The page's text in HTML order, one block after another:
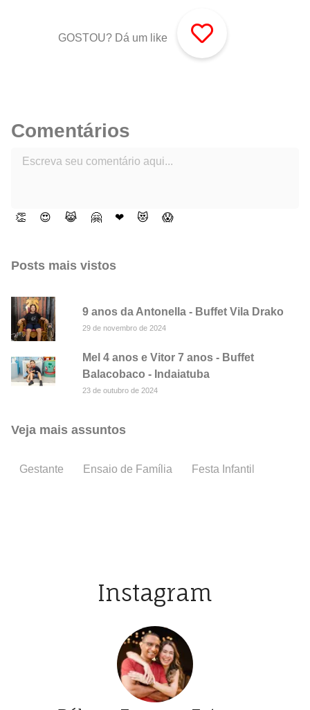
GOSTOU? Dá um like
Comentários
👏 😍 😹 🤗 ❤ 😻 😱
Posts mais vistos
9 anos da Antonella - Buffet Vila Drako
29 de novembro de 2024
Mel 4 anos e Vitor 7 anos - Buffet
Balacobaco - Indaiatuba
23 de outubro de 2024
Veja mais assuntos
Gestante Ensaio de Família Festa Infantil
Instagram